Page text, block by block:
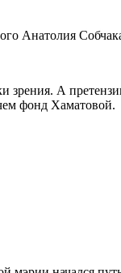
Анатолия
зрения. А
фонд Хаматовой.